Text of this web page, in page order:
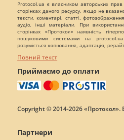
Protocol.ua є власником авторських
сторінках даного ресурсу, якщо не
тексти, коментарі, статті,
аудіо, інші матеріали. При
сторінках «Протокол» наявність
пошуковими системами на
розуміється копіювання, адаптація,
Повний текст
Приймаємо до оплати
Copyright © 2014-2026 «Протокол».
Партнери